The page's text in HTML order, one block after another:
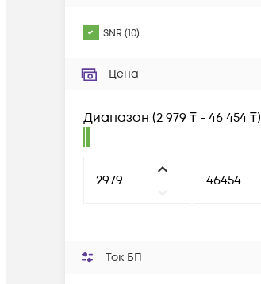
SNR (10)
Цена
Диапазон (2 979 ₸ - 46 454 ₸)
Ток БП